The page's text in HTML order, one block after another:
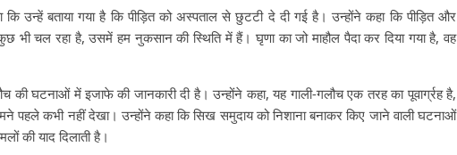
उन्हें बताया गया है कि पीड़ित को अस्पताल से छुटटी दे दी गई है। उन्होंने कहा कि पीड़ित और
भी चल रहा है, उसमें हम नुकसान की स्थिति में हैं। घृणा का जो माहौल पैदा कर दिया गया है, वह
की घटनाओं में इजाफे की जानकारी दी है। उन्होंने कहा, यह गाली-गलौच एक तरह का पूवार्ग्रह है,
पहले कभी नहीं देखा। उन्होंने कहा कि सिख समुदाय को निशाना बनाकर किए जाने वाली घटनाओं
की याद दिलाती है।